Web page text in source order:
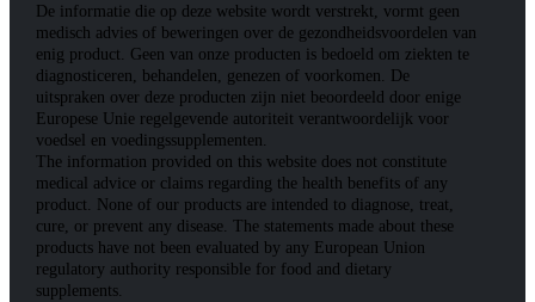
De informatie die op deze website wordt verstrekt, vormt geen
medisch advies of beweringen over de gezondheidsvoordelen van
enig product. Geen van onze producten is bedoeld om ziekten te
diagnosticeren, behandelen, genezen of voorkomen. De
uitspraken over deze producten zijn niet beoordeeld door enige
Europese Unie regelgevende autoriteit verantwoordelijk voor
voedsel en voedingssupplementen.
The information provided on this website does not constitute
medical advice or claims regarding the health benefits of any
product. None of our products are intended to diagnose, treat,
cure, or prevent any disease. The statements made about these
products have not been evaluated by any European Union
regulatory authority responsible for food and dietary
supplements.